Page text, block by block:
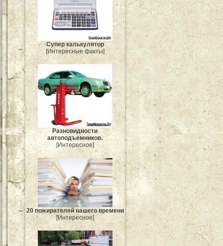
Супер калькулятор
[Интересные факты]
Разновидности
автоподъемников.
[Интересное]
20 пожирателей нашего времени
[Интересное]